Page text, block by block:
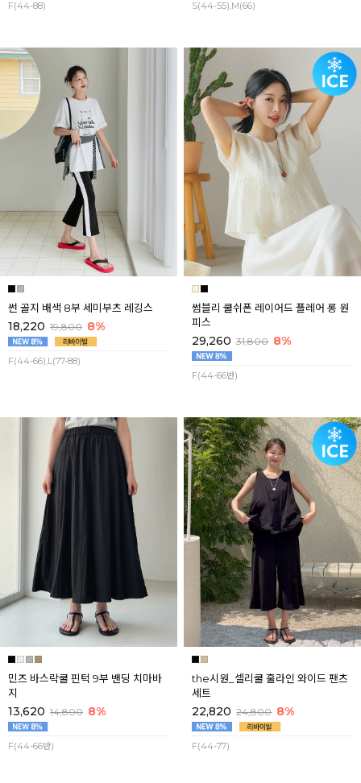
F(44-88) S(44-55),M(66)
썬 골지 배색 8부 세미부츠 레깅스
18,220 19,800 8%
F(44-66),L(77-88)
썸블리 쿨쉬폰 레이어드 플레어 롱 원
피스
29,260 31,800 8%
F(44-66반)
민즈 바스락쿨 핀턱 9부 밴딩 치마바
지
13,620 14,800 8%
F(44-66반)
the시원_셀리쿨 훌라인 와이드 팬츠
세트
22,820 24,800 8%
F(44-77)